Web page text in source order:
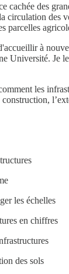
cachée des
circulation des
parcelles
à
Université. Je
les
les échelles
en chiffres
des sols